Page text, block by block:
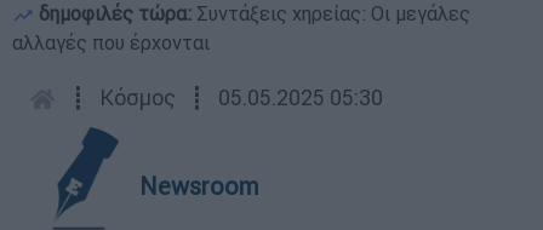
δημοφιλές τώρα: Συντάξεις χηρείας: Οι μεγάλες
αλλαγές που έρχονται
┋ Κόσμος ┋ 05.05.2025 05:30
Newsroom